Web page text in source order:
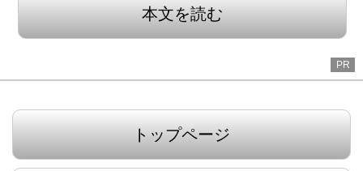
本文を読む
PR
トップページ